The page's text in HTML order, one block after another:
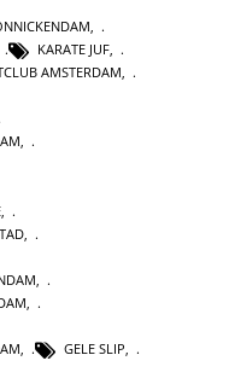
,
KARATE JUF,
AMSTERDAM,
,
GELE SLIP